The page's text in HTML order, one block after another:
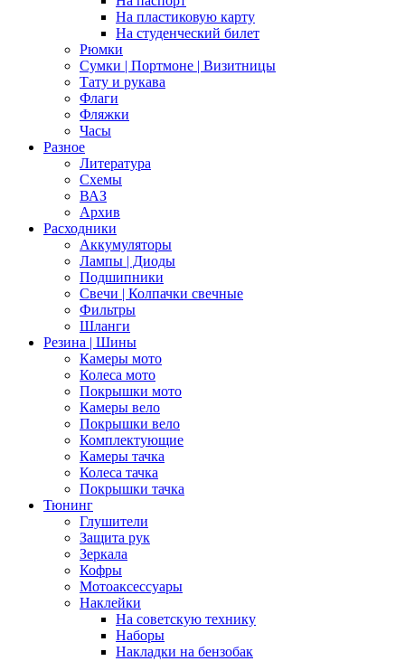
На пластиковую карту
На студенческий билет
Рюмки
Сумки | Портмоне | Визитницы
Тату и рукава
Флаги
Фляжки
Часы
Разное
Литература
Схемы
ВАЗ
Архив
Расходники
Аккумуляторы
Лампы | Диоды
Подшипники
Свечи | Колпачки свечные
Фильтры
Шланги
Резина | Шины
Камеры мото
Колеса мото
Покрышки мото
Камеры вело
Покрышки вело
Комплектующие
Камеры тачка
Колеса тачка
Покрышки тачка
Тюнинг
Глушители
Защита рук
Зеркала
Кофры
Мотоаксессуары
Наклейки
На советскую технику
Наборы
Накладки на бензобак